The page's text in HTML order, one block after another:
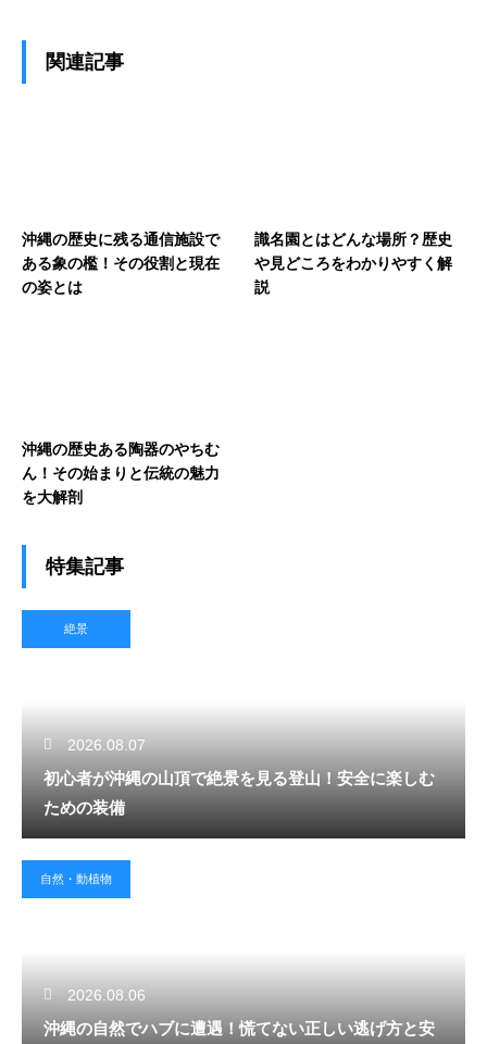
関連記事
沖縄の歴史に残る通信施設で
ある象の檻！その役割と現在
の姿とは
識名園とはどんな場所？歴史
や見どころをわかりやすく解
説
沖縄の歴史ある陶器のやちむ
ん！その始まりと伝統の魅力
を大解剖
特集記事
絶景
2026.08.07
初心者が沖縄の山頂で絶景を見る登山！安全に楽しむ
ための装備
自然・動植物
2026.08.06
沖縄の自然でハブに遭遇！慌てない正しい逃げ方と安